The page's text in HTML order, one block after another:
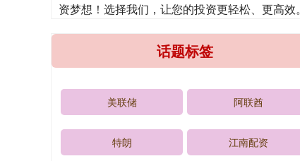
资梦想！选择我们，让您的投资更轻松、更高效。
话题标签
美联储 阿联酋
特朗 江南配资